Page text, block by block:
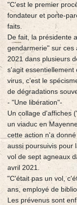
"C'est le premier
fondateur et porte-
faits.
De fait, la présidente
gendarmerie" sur ces
2021 dans plusieurs
s'agit
virus, c'est le
de dégradations
- "Une libération"-
Un collage d'affiches
un viaduc en
cette action n'a
aussi poursuivis pour
vol de sept agneaux
avril 2021.
"C'était pas un vol,
ans, employé de
Les prévenus sont